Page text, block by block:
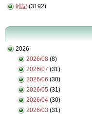
雑記 (3192)
2026
2026/08 (8)
2026/07 (31)
2026/06 (30)
2026/05 (31)
2026/04 (30)
2026/03 (31)